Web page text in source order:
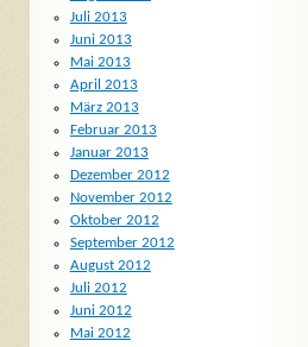
Juli 2013
Juni 2013
Mai 2013
April 2013
März 2013
Februar 2013
Januar 2013
Dezember 2012
November 2012
Oktober 2012
September 2012
August 2012
Juli 2012
Juni 2012
Mai 2012